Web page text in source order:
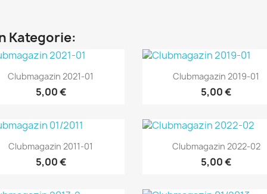
Kategorie:
Vorschau
Clubmagazin 2021-01
5,00 €
Vorschau
Clubmagazin 2019-01
5,00 €
Vorschau
Clubmagazin 2011-01
5,00 €
Vorschau
Clubmagazin 2022-02
5,00 €